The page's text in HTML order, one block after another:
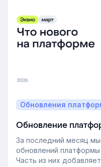
неформальных
может стать
которая повысит
более позитивную
сделать — рассказали в
Обновления
Обновление
За последний месяц
обновлений платформы
Часть из них